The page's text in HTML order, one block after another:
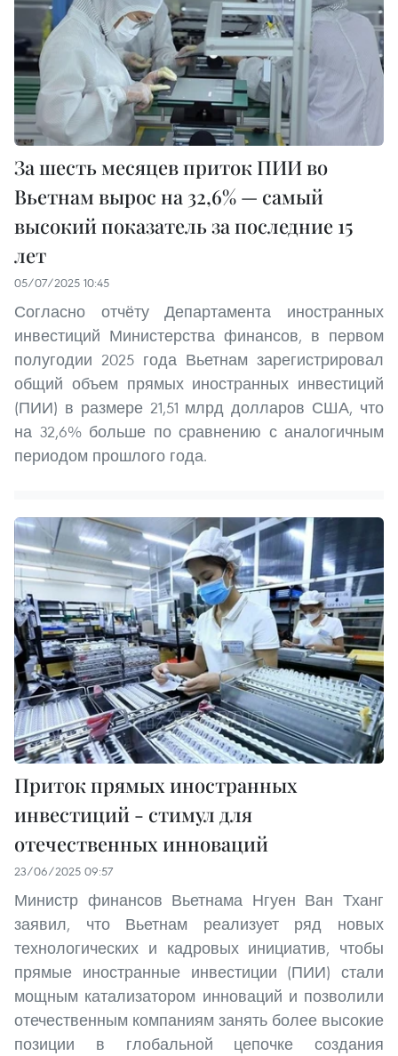
За шесть месяцев приток ПИИ во
Вьетнам вырос на 32,6% — самый
высокий показатель за последние 15
лет
05/07/2025 10:45
Согласно отчёту Департамента иностранных
инвестиций Министерства финансов, в первом
полугодии 2025 года Вьетнам зарегистрировал
общий объем прямых иностранных инвестиций
(ПИИ) в размере 21,51 млрд долларов США, что
на 32,6% больше по сравнению с аналогичным
периодом прошлого года.
Приток прямых иностранных
инвестиций - стимул для
отечественных инноваций
23/06/2025 09:57
Министр финансов Вьетнама Нгуен Ван Тханг
заявил, что Вьетнам реализует ряд новых
технологических и кадровых инициатив, чтобы
прямые иностранные инвестиции (ПИИ) стали
мощным катализатором инноваций и позволили
отечественным компаниям занять более высокие
позиции в глобальной цепочке создания